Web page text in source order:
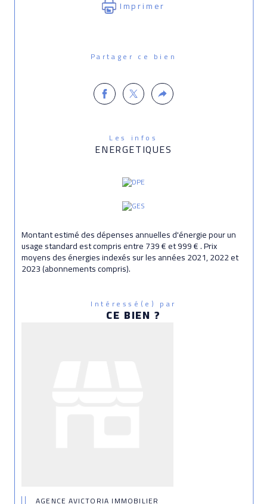
Imprimer
Partager ce bien
Les infos
ENERGETIQUES
Montant estimé des dépenses annuelles d'énergie pour un
usage standard est compris entre 739 € et 999 € . Prix
moyens des énergies indexés sur les années 2021, 2022 et
2023 (abonnements compris).
Intéressé(e) par
CE BIEN ?
AGENCE AVICTORIA IMMOBILIER